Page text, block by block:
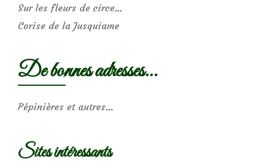
Sur les fleurs de circe…
Corise de la Jusquiame
De bonnes adresses…
Pépinières et autres…
Sites intéressants